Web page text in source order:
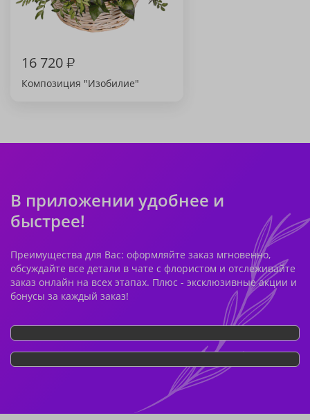
16 720₽
Композиция "Изобилие"
В приложении удобнее и
быстрее!
Преимущества для Вас: оформляйте заказ мгновенно,
обсуждайте все детали в чате с флористом и отслеживайте
заказ онлайн на всех этапах. Плюс - эксклюзивные акции и
бонусы за каждый заказ!